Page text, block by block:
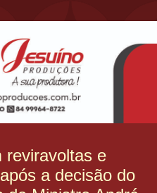
reviravoltas e
a decisão do